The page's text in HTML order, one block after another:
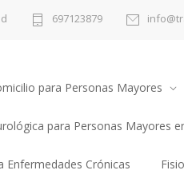
697123879
para Personas Mayores
para Personas Mayores
Enfermedades Crónicas